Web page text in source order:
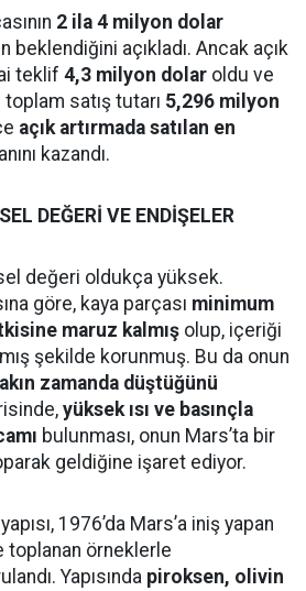
2 ila 4 milyon dolar
beklendiğini açıkladı. Ancak açık
teklif 4,3 milyon dolar oldu ve
satış tutarı 5,296 milyon
açık artırmada satılan en
kazandı.
DEĞERİ VE ENDİŞELER
değeri oldukça yüksek.
göre, kaya parçası minimum
maruz kalmış olup, içeriği
şekilde korunmuş. Bu da onun
zamanda düştüğünü
yüksek ısı ve basınçla
bulunması, onun Mars’ta bir
geldiğine işaret ediyor.
1976’da Mars’a iniş yapan
toplanan örneklerle
Yapısında piroksen, olivin